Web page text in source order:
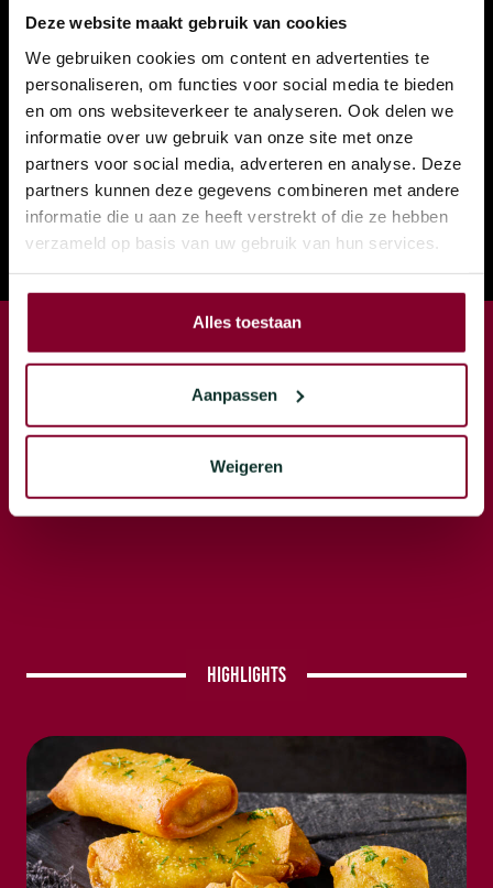
Deze website maakt gebruik van cookies
We gebruiken cookies om content en advertenties te
personaliseren, om functies voor social media te bieden
en om ons websiteverkeer te analyseren. Ook delen we
informatie over uw gebruik van onze site met onze
partners voor social media, adverteren en analyse. Deze
partners kunnen deze gegevens combineren met andere
informatie die u aan ze heeft verstrekt of die ze hebben
verzameld op basis van uw gebruik van hun services.
Alles toestaan
Aanpassen
Weigeren
Highlights